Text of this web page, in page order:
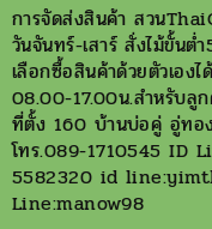
การจัดส่งสินค้า สวน
วันจันทร์-เสาร์ สั่งไม้ขั้นต่
เลือกซื้อสินค้าด้วยตัวเอ
08.00-17.00น.สำหรับลู
ที่ตั้ง 160 บ้านบ่อคู่ อู่ทอ
โทร.089-1710545 ID
5582320 id
Line:manow98